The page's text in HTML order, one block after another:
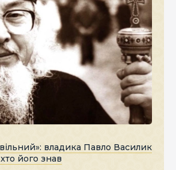
владика Павло Василик
його знав